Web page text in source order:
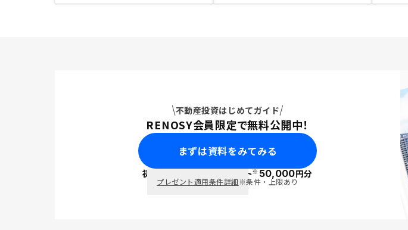
不動産投資はじめてガイド
RENOSY会員限定で無料公開中！
まずは資料をみてみる
初回面談で ポイント※50,000円分
プレゼント適用条件詳細※条件・上限あり